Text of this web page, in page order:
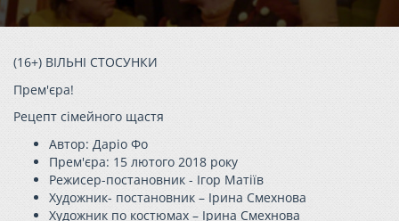
(16+) ВІЛЬНІ СТОСУНКИ
Прем'єра!
Рецепт сімейного щастя
Автор: Даріо Фо
Прем'єра: 15 лютого 2018 року
Режисер-постановник - Ігор Матіїв
Художник- постановник – Ірина Смехнова
Художник по костюмах – Ірина Смехнова